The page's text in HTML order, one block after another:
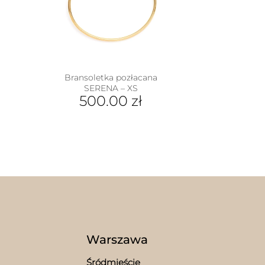
Bransoletka pozłacana
SERENA – XS
500.00 zł
Warszawa
Śródmieście